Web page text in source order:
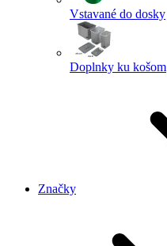
Vstavané do dosky
Doplnky ku košom
Značky